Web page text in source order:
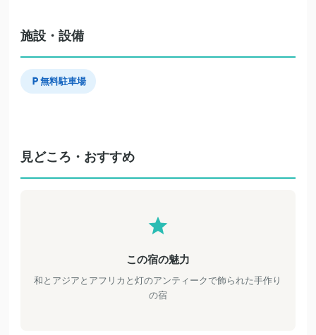
施設・設備
無料駐車場
見どころ・おすすめ
この宿の魅力
和とアジアとアフリカと灯のアンティークで飾られた手作り
の宿